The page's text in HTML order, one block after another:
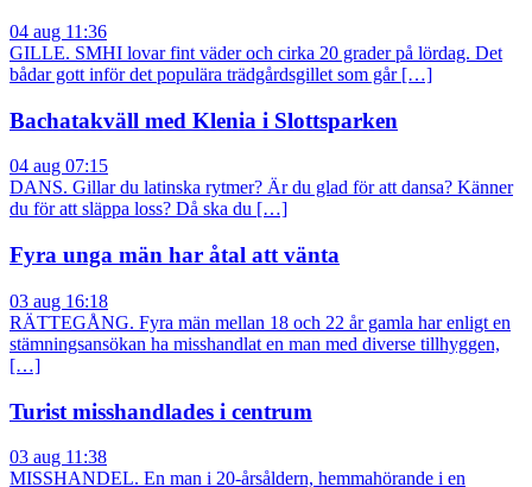
04 aug 11:36
GILLE. SMHI lovar fint väder och cirka 20 grader på lördag. Det
bådar gott inför det populära trädgårdsgillet som går […]
Bachatakväll med Klenia i Slottsparken
04 aug 07:15
DANS. Gillar du latinska rytmer? Är du glad för att dansa? Känner
du för att släppa loss? Då ska du […]
Fyra unga män har åtal att vänta
03 aug 16:18
RÄTTEGÅNG. Fyra män mellan 18 och 22 år gamla har enligt en
stämningsansökan ha misshandlat en man med diverse tillhyggen,
[…]
Turist misshandlades i centrum
03 aug 11:38
MISSHANDEL. En man i 20-årsåldern, hemmahörande i en